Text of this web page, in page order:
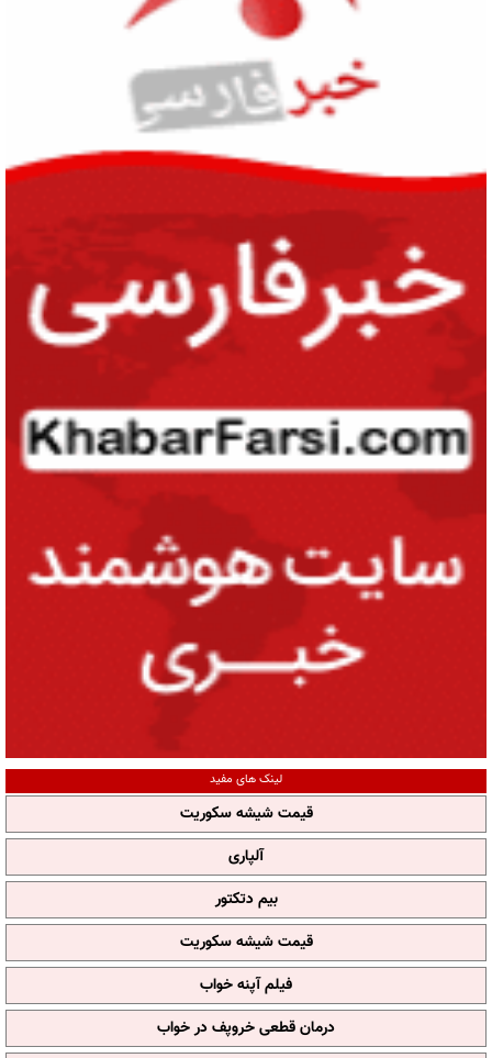
لینک های مفید
قیمت شیشه سکوریت
آلپاری
بیم دتکتور
قیمت شیشه سکوریت
فیلم آپنه خواب
درمان قطعی خروپف در خواب